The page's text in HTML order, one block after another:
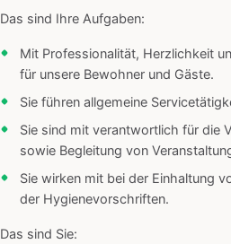
Das sind Ihre Aufgaben:
Mit Professionalität, Herzlichkeit
für unsere Bewohner und Gäste.
Sie führen allgemeine
Sie sind mit verantwortlich für die
sowie Begleitung von
Sie wirken mit bei der Einhaltung
der Hygienevorschriften.
Das sind Sie: